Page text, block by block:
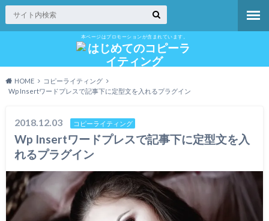
本ページはプロモーションが含まれています。
HOME
コピーライティング
Wp Insertワードプレスで記事下に定型文を入れるプラグイン
2018.12.03 コピーライティング
Wp Insertワードプレスで記事下に定型文を入
れるプラグイン